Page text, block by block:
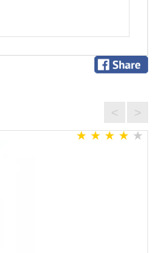
< >